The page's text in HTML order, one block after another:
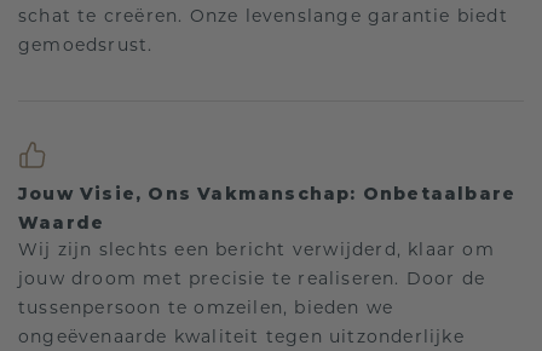
schat te creëren. Onze levenslange garantie biedt
gemoedsrust.
Jouw Visie, Ons Vakmanschap: Onbetaalbare
Waarde
Wij zijn slechts een bericht verwijderd, klaar om
jouw droom met precisie te realiseren. Door de
tussenpersoon te omzeilen, bieden we
ongeëvenaarde kwaliteit tegen uitzonderlijke